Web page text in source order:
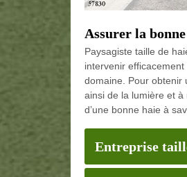
Assurer la
Paysagiste taille de
intervenir
domaine. Pour obtenir
ainsi de la lumière et à
d’une bonne haie à
Entreprise